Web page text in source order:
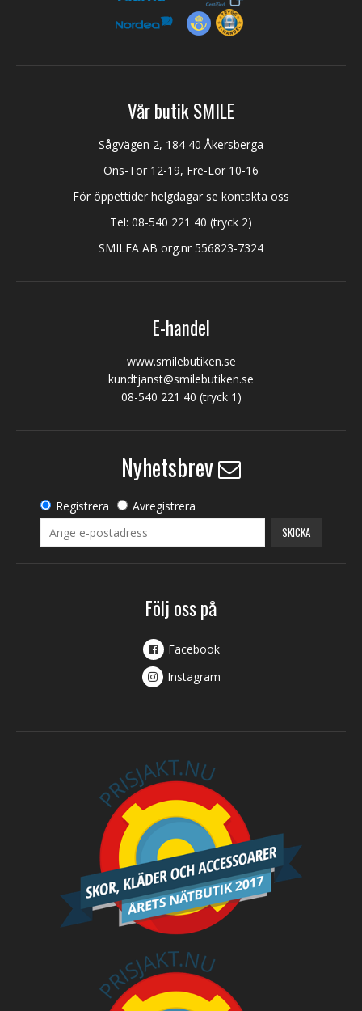
Vår butik SMILE
Sågvägen 2, 184 40 Åkersberga
Ons-Tor 12-19, Fre-Lör 10-16
För öppettider helgdagar se kontakta oss
Tel: 08-540 221 40 (tryck 2)
SMILEA AB org.nr 556823-7324
E-handel
www.smilebutiken.se
kundtjanst@smilebutiken.se
08-540 221 40 (tryck 1)
Nyhetsbrev
Registrera Avregistrera
SKICKA
Följ oss på
Facebook
Instagram